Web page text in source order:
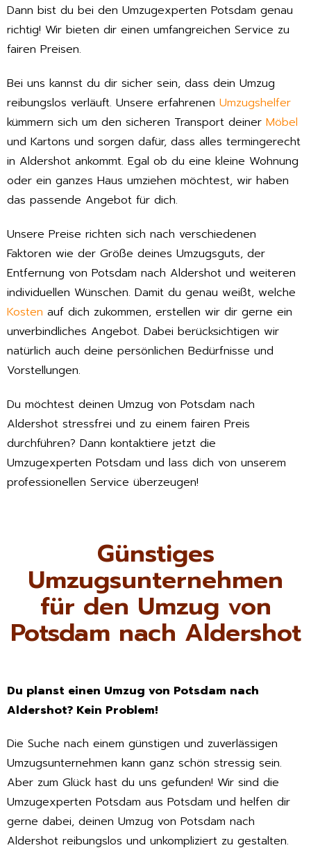
Dann bist du bei den Umzugexperten Potsdam genau
richtig! Wir bieten dir einen umfangreichen Service zu
fairen Preisen.
Bei uns kannst du dir sicher sein, dass dein Umzug
reibungslos verläuft. Unsere erfahrenen Umzugshelfer
kümmern sich um den sicheren Transport deiner Möbel
und Kartons und sorgen dafür, dass alles termingerecht
in Aldershot ankommt. Egal ob du eine kleine Wohnung
oder ein ganzes Haus umziehen möchtest, wir haben
das passende Angebot für dich.
Unsere Preise richten sich nach verschiedenen
Faktoren wie der Größe deines Umzugsguts, der
Entfernung von Potsdam nach Aldershot und weiteren
individuellen Wünschen. Damit du genau weißt, welche
Kosten auf dich zukommen, erstellen wir dir gerne ein
unverbindliches Angebot. Dabei berücksichtigen wir
natürlich auch deine persönlichen Bedürfnisse und
Vorstellungen.
Du möchtest deinen Umzug von Potsdam nach
Aldershot stressfrei und zu einem fairen Preis
durchführen? Dann kontaktiere jetzt die
Umzugexperten Potsdam und lass dich von unserem
professionellen Service überzeugen!
Günstiges
Umzugsunternehmen
für den Umzug von
Potsdam nach Aldershot
Du planst einen Umzug von Potsdam nach
Aldershot? Kein Problem!
Die Suche nach einem günstigen und zuverlässigen
Umzugsunternehmen kann ganz schön stressig sein.
Aber zum Glück hast du uns gefunden! Wir sind die
Umzugexperten Potsdam aus Potsdam und helfen dir
gerne dabei, deinen Umzug von Potsdam nach
Aldershot reibungslos und unkompliziert zu gestalten.